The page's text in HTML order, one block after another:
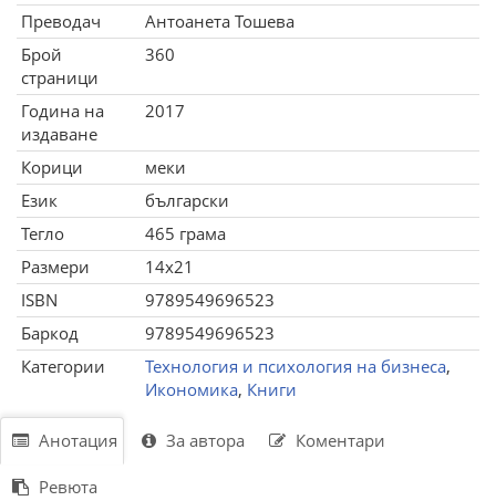
Преводач
Антоанета Тошева
Брой
страници
360
Година на
издаване
2017
Корици
меки
Език
български
Тегло
465 грама
Размери
14x21
ISBN
9789549696523
Баркод
9789549696523
Категории
Технология и психология на бизнеса,
Икономика, Книги
Анотация За автора Коментари
Ревюта